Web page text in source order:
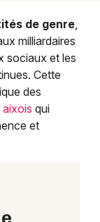
de genre,
milliardaires
sociaux et les
Cette
des
aixois qui
et